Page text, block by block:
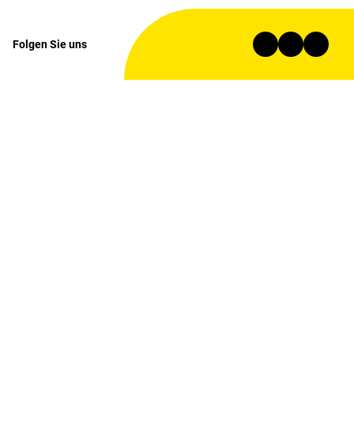
Folgen Sie uns